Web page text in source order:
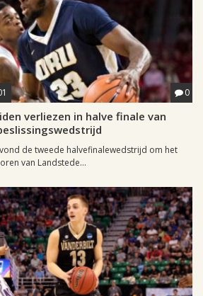
0
verliezen in halve finale van
de tweede halvefinalewedstrijd om het
van Landstede...